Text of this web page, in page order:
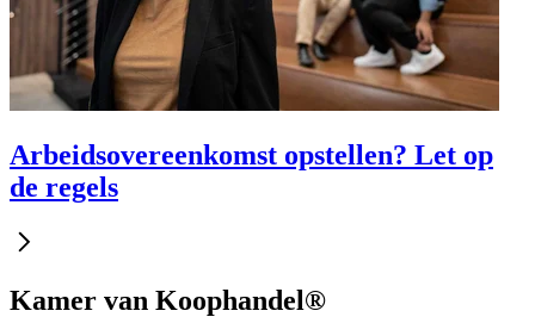
Arbeidsovereenkomst opstellen? Let op
de regels
Kamer van Koophandel®